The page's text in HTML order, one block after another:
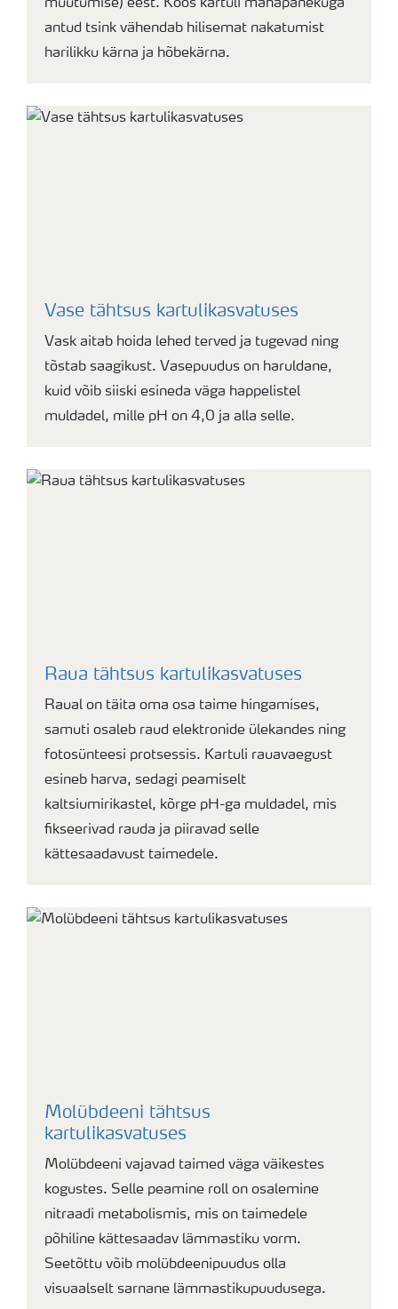
muutumise) eest. Koos kartuli mahapanekuga
antud tsink vähendab hilisemat nakatumist
harilikku kärna ja hõbekärna.
Vase tähtsus kartulikasvatuses
Vask aitab hoida lehed terved ja tugevad ning
tõstab saagikust. Vasepuudus on haruldane,
kuid võib siiski esineda väga happelistel
muldadel, mille pH on 4,0 ja alla selle.
Raua tähtsus kartulikasvatuses
Raual on täita oma osa taime hingamises,
samuti osaleb raud elektronide ülekandes ning
fotosünteesi protsessis. Kartuli rauavaegust
esineb harva, sedagi peamiselt
kaltsiumirikastel, kõrge pH-ga muldadel, mis
fikseerivad rauda ja piiravad selle
kättesaadavust taimedele.
Molübdeeni tähtsus
kartulikasvatuses
Molübdeeni vajavad taimed väga väikestes
kogustes. Selle peamine roll on osalemine
nitraadi metabolismis, mis on taimedele
põhiline kättesaadav lämmastiku vorm.
Seetõttu võib molübdeenipuudus olla
visuaalselt sarnane lämmastikupuudusega.